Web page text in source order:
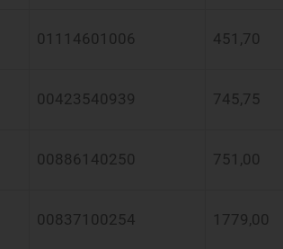
01114601006 451,70
00423540939 745,75
00886140250 751,00
00837100254 1779,00